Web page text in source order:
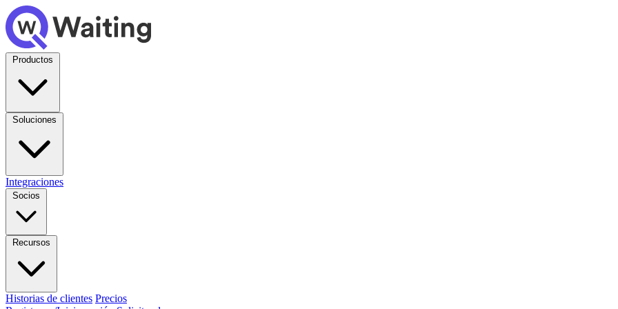
Productos
Soluciones
Integraciones
Socios
Recursos
Historias de clientes Precios